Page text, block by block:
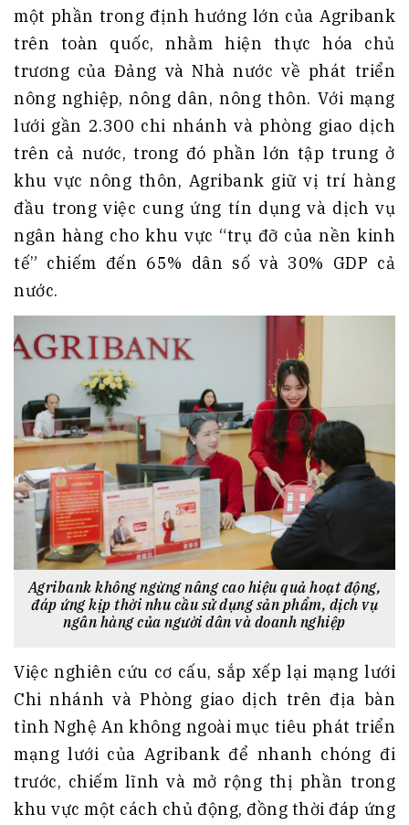
một phần trong định hướng lớn của Agribank
trên toàn quốc, nhằm hiện thực hóa chủ
trương của Đảng và Nhà nước về phát triển
nông nghiệp, nông dân, nông thôn. Với mạng
lưới gần 2.300 chi nhánh và phòng giao dịch
trên cả nước, trong đó phần lớn tập trung ở
khu vực nông thôn, Agribank giữ vị trí hàng
đầu trong việc cung ứng tín dụng và dịch vụ
ngân hàng cho khu vực “trụ đỡ của nền kinh
tế” chiếm đến 65% dân số và 30% GDP cả
nước.
Agribank không ngừng nâng cao hiệu quả hoạt động,
đáp ứng kịp thời nhu cầu sử dụng sản phẩm, dịch vụ
ngân hàng của người dân và doanh nghiệp
Việc nghiên cứu cơ cấu, sắp xếp lại mạng lưới
Chi nhánh và Phòng giao dịch trên địa bàn
tỉnh Nghệ An không ngoài mục tiêu phát triển
mạng lưới của Agribank để nhanh chóng đi
trước, chiếm lĩnh và mở rộng thị phần trong
khu vực một cách chủ động, đồng thời đáp ứng